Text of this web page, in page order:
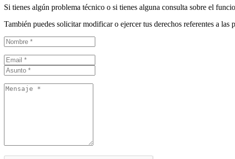
Si tienes algún problema técnico o si tienes alguna consulta sobre el
También puedes solicitar modificar o ejercer tus derechos referentes a las